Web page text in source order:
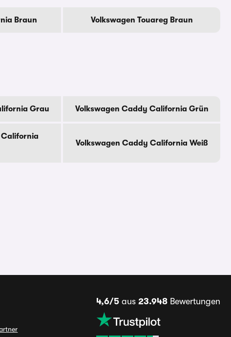
Braun Volkswagen Touareg Braun
Grau Volkswagen Caddy California Grün
Volkswagen Caddy California Weiß
4,6/5aus 23.948Bewertungen